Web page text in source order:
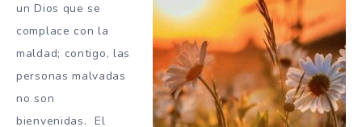
un Dios que se
complace con la
maldad; contigo, las
personas malvadas
no son
bienvenidas. El